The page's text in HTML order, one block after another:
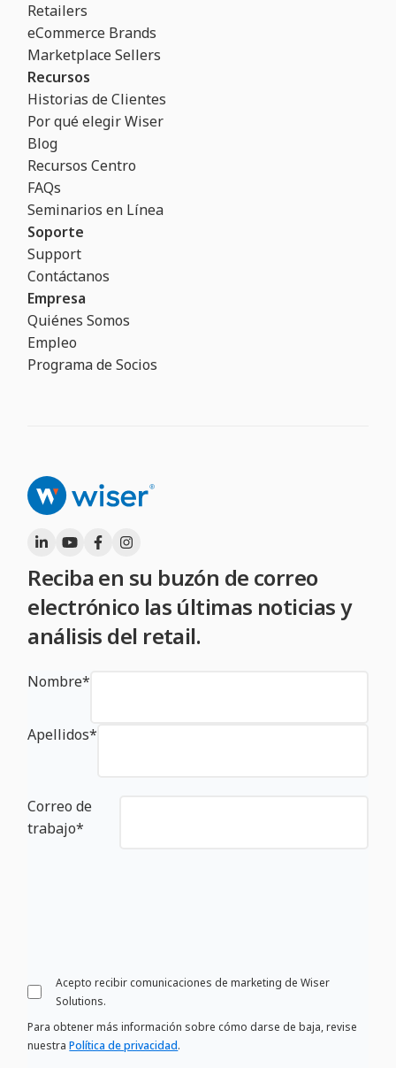
Retailers
eCommerce Brands
Marketplace Sellers
Recursos
Historias de Clientes
Por qué elegir Wiser
Blog
Recursos Centro
FAQs
Seminarios en Línea
Soporte
Support
Contáctanos
Empresa
Quiénes Somos
Empleo
Programa de Socios
Reciba en su buzón de correo
electrónico las últimas noticias y
análisis del retail.
Nombre*
Apellidos*
Correo de
trabajo*
Acepto recibir comunicaciones de marketing de Wiser
Solutions.
Para obtener más información sobre cómo darse de baja, revise
nuestraPolítica de privacidad.